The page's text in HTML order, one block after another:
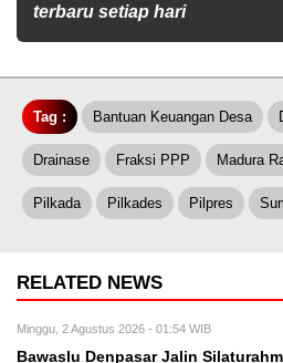
terbaru setiap hari
Tag : Bantuan Keuangan Desa
Drainase Fraksi PPP Madura
Pilkada Pilkades Pilpres
RELATED NEWS
Minggu, 2 Agustus 2026 - 01:54 WIB
Bawaslu Denpasar Jalin